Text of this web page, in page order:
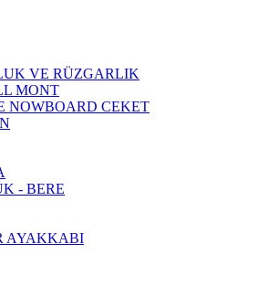
VE RÜZGARLIK
MONT
NOWBOARD CEKET
- BERE
AYAKKABI